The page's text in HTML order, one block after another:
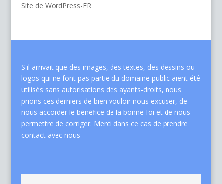
Site de WordPress-FR
S'il arrivait que des images, des textes, des dessins ou
logos qui ne font pas partie du domaine public aient été
utilisés sans autorisations des ayants-droits, nous
prions ces derniers de bien vouloir nous excuser, de
nous accorder le bénéfice de la bonne foi et de nous
permettre de corriger. Merci dans ce cas de prendre
contact avec nous